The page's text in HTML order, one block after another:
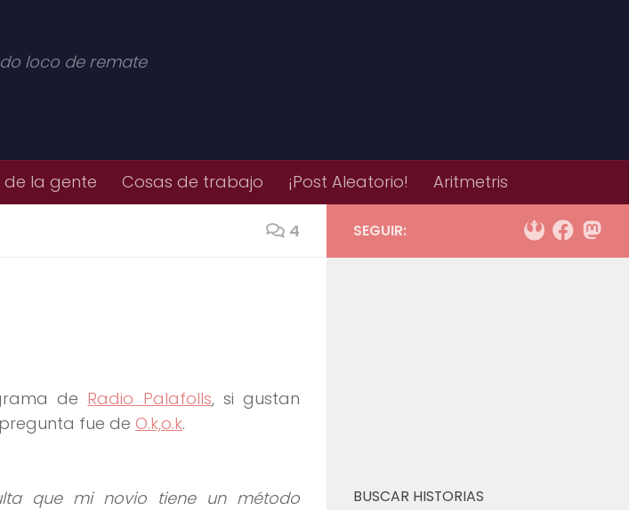
loco de remate
de la gente Cosas de trabajo ¡Post Aleatorio! Aritmetris
4
de Radio Palafolls, si gustan
fue de O.k,o.k.
que mi novio tiene un método
SEGUIR:
BUSCAR HISTORIAS